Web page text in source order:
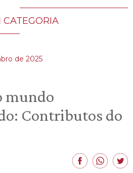
CATEGORIA
de 2025
mundo
Contributos do